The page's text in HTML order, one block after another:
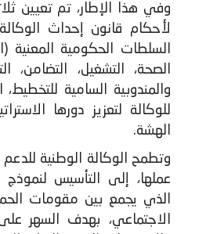
وفي هذا الإطار، تم تعيين
لأحكام قانون إحداث
السلطات الحكومية المعنية
الصحة، التشغيل، التضامن،
والمندوبية السامية
للوكالة لتعزيز دورها
الهشة.
وتطمح الوكالة الوطنية للدعم
عملها، إلى التأسيس
الذي يجمع بين مقومات
الاجتماعي، بهدف السهر